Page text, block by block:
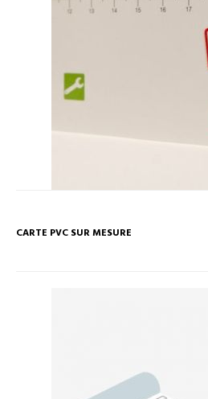
CARTE PVC SUR MESURE